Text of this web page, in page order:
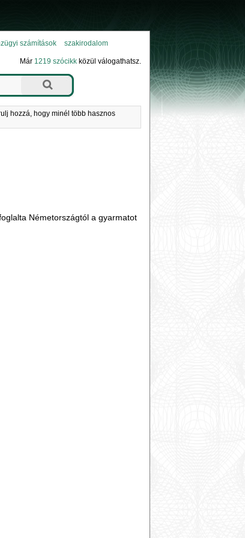
számítások
szakirodalom
Már 1219 szócikkközül válogathatsz.
hozzá, hogy minél több hasznos
Németországtól a gyarmatot